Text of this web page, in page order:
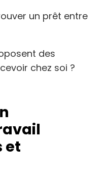
un prêt entre
des
chez soi ?
et